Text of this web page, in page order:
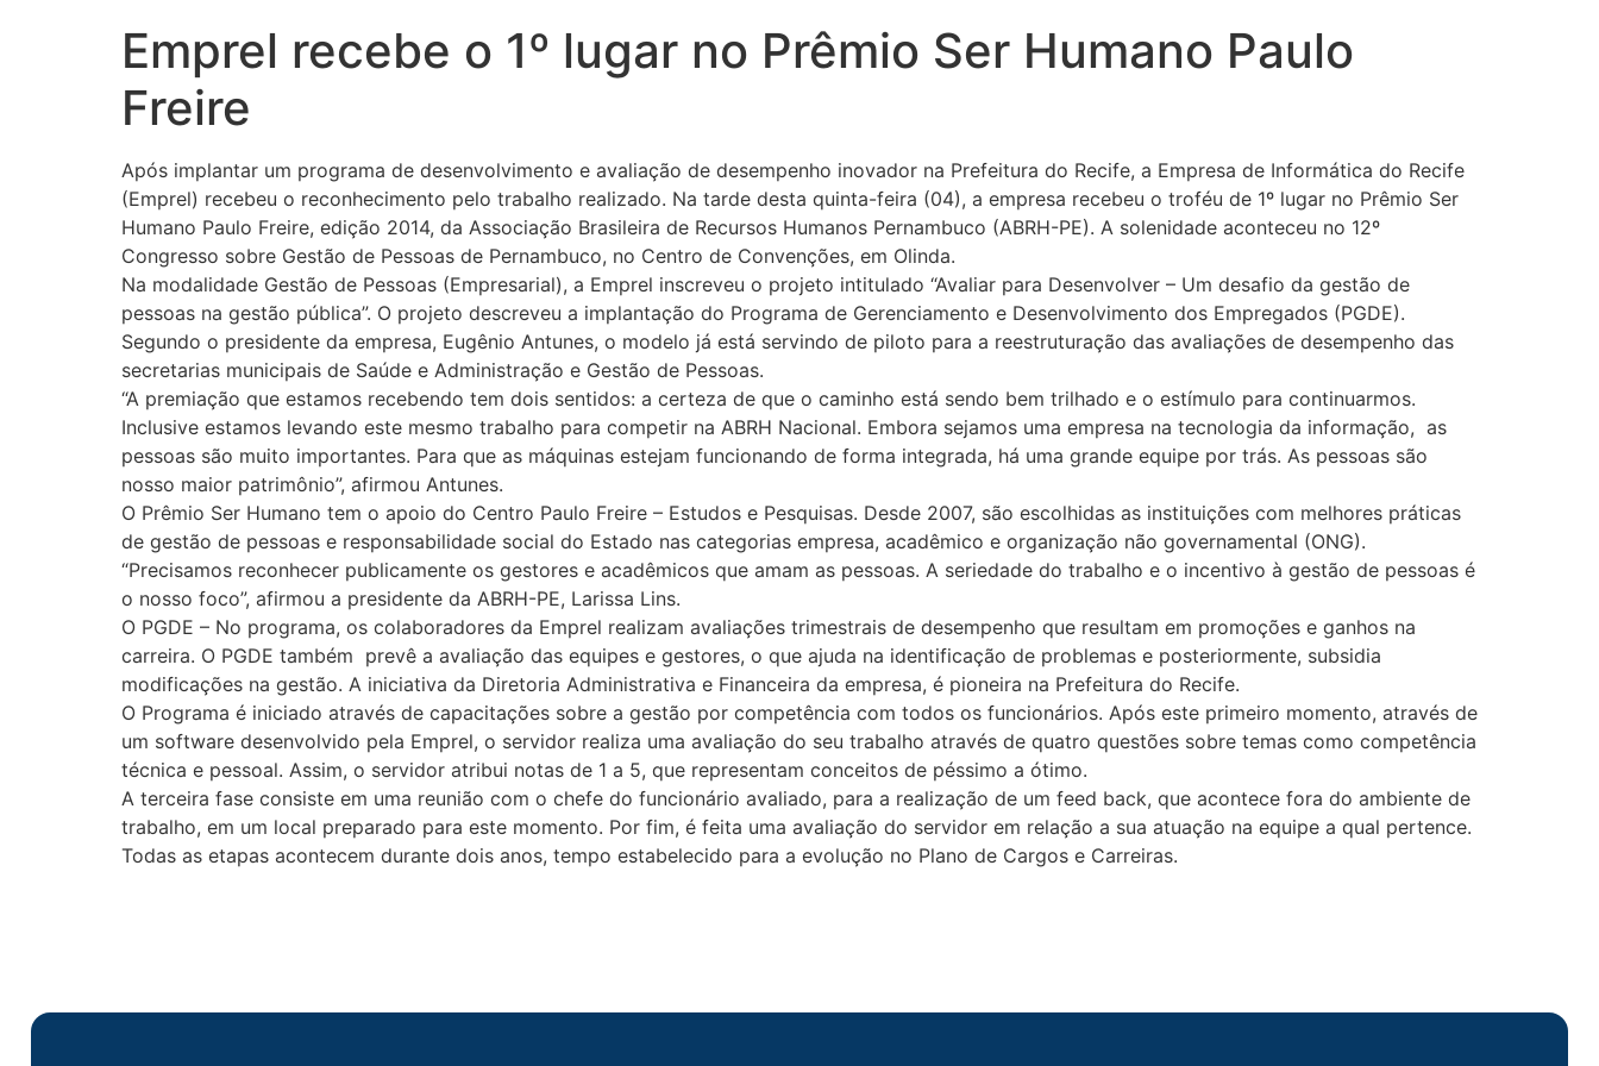
Emprel recebe o 1º lugar no Prêmio Ser Humano Paulo
Freire
Após implantar um programa de desenvolvimento e avaliação de desempenho inovador na Prefeitura do Recife, a Empresa de Informática do Recife
(Emprel) recebeu o reconhecimento pelo trabalho realizado. Na tarde desta quinta-feira (04), a empresa recebeu o troféu de 1º lugar no Prêmio Ser
Humano Paulo Freire, edição 2014, da Associação Brasileira de Recursos Humanos Pernambuco (ABRH-PE). A solenidade aconteceu no 12º
Congresso sobre Gestão de Pessoas de Pernambuco, no Centro de Convenções, em Olinda.
Na modalidade Gestão de Pessoas (Empresarial), a Emprel inscreveu o projeto intitulado “Avaliar para Desenvolver – Um desafio da gestão de
pessoas na gestão pública”. O projeto descreveu a implantação do Programa de Gerenciamento e Desenvolvimento dos Empregados (PGDE).
Segundo o presidente da empresa, Eugênio Antunes, o modelo já está servindo de piloto para a reestruturação das avaliações de desempenho das
secretarias municipais de Saúde e Administração e Gestão de Pessoas.
“A premiação que estamos recebendo tem dois sentidos: a certeza de que o caminho está sendo bem trilhado e o estímulo para continuarmos.
Inclusive estamos levando este mesmo trabalho para competir na ABRH Nacional. Embora sejamos uma empresa na tecnologia da informação, as
pessoas são muito importantes. Para que as máquinas estejam funcionando de forma integrada, há uma grande equipe por trás. As pessoas são
nosso maior patrimônio”, afirmou Antunes.
O Prêmio Ser Humano tem o apoio do Centro Paulo Freire – Estudos e Pesquisas. Desde 2007, são escolhidas as instituições com melhores práticas
de gestão de pessoas e responsabilidade social do Estado nas categorias empresa, acadêmico e organização não governamental (ONG).
“Precisamos reconhecer publicamente os gestores e acadêmicos que amam as pessoas. A seriedade do trabalho e o incentivo à gestão de pessoas é
o nosso foco”, afirmou a presidente da ABRH-PE, Larissa Lins.
O PGDE – No programa, os colaboradores da Emprel realizam avaliações trimestrais de desempenho que resultam em promoções e ganhos na
carreira. O PGDE também prevê a avaliação das equipes e gestores, o que ajuda na identificação de problemas e posteriormente, subsidia
modificações na gestão. A iniciativa da Diretoria Administrativa e Financeira da empresa, é pioneira na Prefeitura do Recife.
O Programa é iniciado através de capacitações sobre a gestão por competência com todos os funcionários. Após este primeiro momento, através de
um software desenvolvido pela Emprel, o servidor realiza uma avaliação do seu trabalho através de quatro questões sobre temas como competência
técnica e pessoal. Assim, o servidor atribui notas de 1 a 5, que representam conceitos de péssimo a ótimo.
A terceira fase consiste em uma reunião com o chefe do funcionário avaliado, para a realização de um feed back, que acontece fora do ambiente de
trabalho, em um local preparado para este momento. Por fim, é feita uma avaliação do servidor em relação a sua atuação na equipe a qual pertence.
Todas as etapas acontecem durante dois anos, tempo estabelecido para a evolução no Plano de Cargos e Carreiras.